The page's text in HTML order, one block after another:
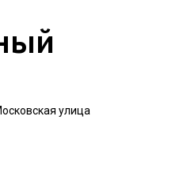
улица